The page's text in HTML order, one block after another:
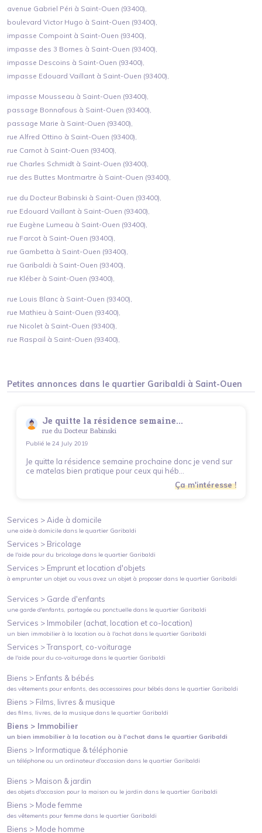
avenue Gabriel Péri à Saint-Ouen (93400),
boulevard Victor Hugo à Saint-Ouen (93400),
impasse Compoint à Saint-Ouen (93400),
impasse des 3 Bornes à Saint-Ouen (93400),
impasse Descoins à Saint-Ouen (93400),
impasse Edouard Vaillant à Saint-Ouen (93400),
impasse Mousseau à Saint-Ouen (93400),
passage Bonnafous à Saint-Ouen (93400),
passage Marie à Saint-Ouen (93400),
rue Alfred Ottino à Saint-Ouen (93400),
rue Carnot à Saint-Ouen (93400),
rue Charles Schmidt à Saint-Ouen (93400),
rue des Buttes Montmartre à Saint-Ouen (93400),
rue du Docteur Babinski à Saint-Ouen (93400),
rue Edouard Vaillant à Saint-Ouen (93400),
rue Eugène Lumeau à Saint-Ouen (93400),
rue Farcot à Saint-Ouen (93400),
rue Gambetta à Saint-Ouen (93400),
rue Garibaldi à Saint-Ouen (93400),
rue Kléber à Saint-Ouen (93400),
rue Louis Blanc à Saint-Ouen (93400),
rue Mathieu à Saint-Ouen (93400),
rue Nicolet à Saint-Ouen (93400),
rue Raspail à Saint-Ouen (93400),
Petites annonces dans le quartier Garibaldi à Saint-Ouen
Je quitte la résidence semaine...
rue du Docteur Babinski
Publié le 24 July 2019
Je quitte la résidence semaine prochaine donc je vend sur
ce matelas bien pratique pour ceux qui héb...
Ça m'intéresse !
Services > Aide à domicile
une aide à domicile dans le quartier Garibaldi
Services > Bricolage
de l'aide pour du bricolage dans le quartier Garibaldi
Services > Emprunt et location d'objets
à emprunter un objet ou vous avez un objet à proposer dans le quartier Garibaldi
Services > Garde d'enfants
une garde d'enfants, partagée ou ponctuelle dans le quartier Garibaldi
Services > Immobiler (achat, location et co-location)
un bien immobilier à la location ou à l'achat dans le quartier Garibaldi
Services >Transport, co-voiturage
de l'aide pour du co-voiturage dans le quartier Garibaldi
Biens > Enfants & bébés
des vêtements pour enfants, des accessoires pour bébés dans le quartier Garibaldi
Biens > Films, livres & musique
des films, livres, de la musique dans le quartier Garibaldi
Biens > Immobilier
un bien immobilier à la location ou à l'achat dans le quartierGaribaldi
Biens > Informatique & téléphonie
un téléphone ou un ordinateur d'occasion dans le quartier Garibaldi
Biens > Maison & jardin
des objets d'occasion pour la maison ou le jardin dans le quartier Garibaldi
Biens > Mode femme
des vêtements pour femme dans le quartier Garibaldi
Biens > Mode homme